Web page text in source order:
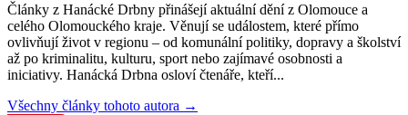
Články z Hanácké Drbny přinášejí aktuální dění z Olomouce a
celého Olomouckého kraje. Věnují se událostem, které přímo
ovlivňují život v regionu – od komunální politiky, dopravy a školství
až po kriminalitu, kulturu, sport nebo zajímavé osobnosti a
iniciativy. Hanácká Drbna osloví čtenáře, kteří...
Všechny články tohoto autora →